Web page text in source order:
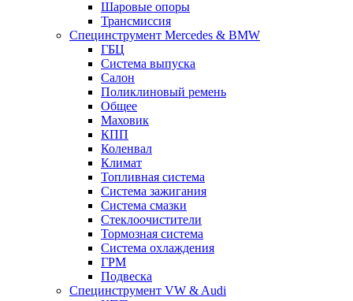
Шаровые опоры
Трансмиссия
Специнструмент Mercedes & BMW
ГБЦ
Система выпуска
Салон
Поликлиновый ремень
Общее
Маховик
КПП
Коленвал
Климат
Топливная система
Система зажигания
Система смазки
Стеклоочистители
Тормозная система
Система охлаждения
ГРМ
Подвеска
Специнструмент VW & Audi